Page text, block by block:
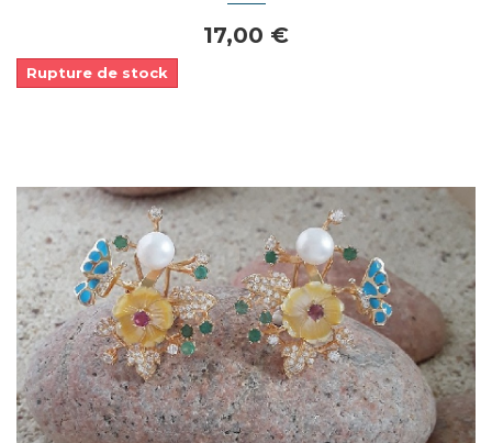
17,00 €
Rupture de stock
Dans mon panier
APERÇU RAPIDE